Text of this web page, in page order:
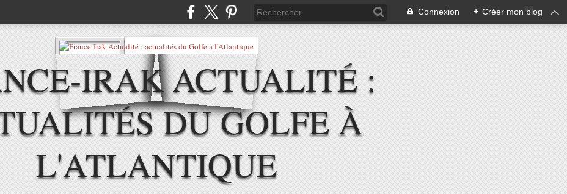
Connexion + Créer mon blog
IRAK ACTUALITÉ :
DU GOLFE À
L'ATLANTIQUE